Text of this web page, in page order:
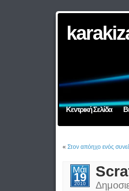
Κεντρική Σελίδα
« Στον απόηχο ενός
Μάι
19
2010